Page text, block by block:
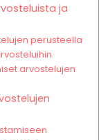
ja
perusteella
arvostelujen